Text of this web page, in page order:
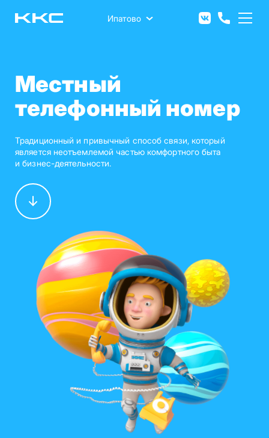
Ипатово
Местный
телефонный номер
Традиционный и привычный способ связи, который
является неотъемлемой частью комфортного быта
и бизнес-деятельности.